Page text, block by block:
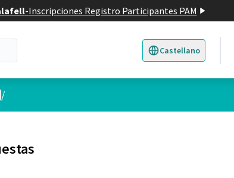
-Inscripciones Registro Participantes PAM
Castellano
Triar la llengua Elegir
de usuario
/